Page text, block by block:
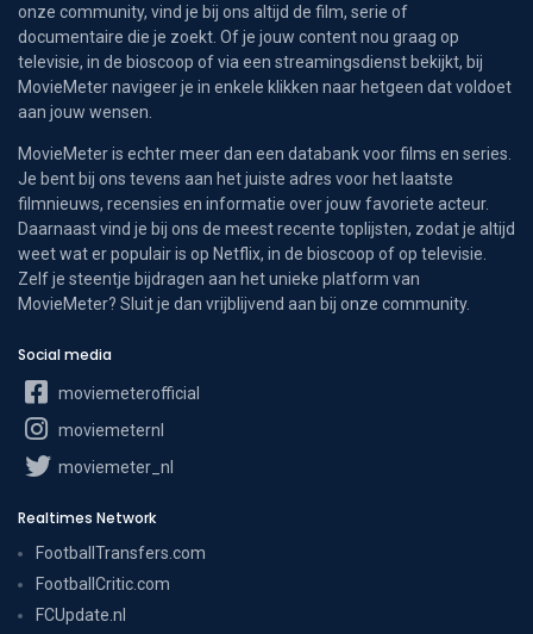
onze community, vind je bij ons altijd de film, serie of
documentaire die je zoekt. Of je jouw content nou graag op
televisie, in de bioscoop of via een streamingsdienst bekijkt, bij
MovieMeter navigeer je in enkele klikken naar hetgeen dat voldoet
aan jouw wensen.
MovieMeter is echter meer dan een databank voor films en series.
Je bent bij ons tevens aan het juiste adres voor het laatste
filmnieuws, recensies en informatie over jouw favoriete acteur.
Daarnaast vind je bij ons de meest recente toplijsten, zodat je altijd
weet wat er populair is op Netflix, in de bioscoop of op televisie.
Zelf je steentje bijdragen aan het unieke platform van
MovieMeter? Sluit je dan vrijblijvend aan bij onze community.
Social media
moviemeterofficial
moviemeternl
moviemeter_nl
Realtimes Network
FootballTransfers.com
FootballCritic.com
FCUpdate.nl